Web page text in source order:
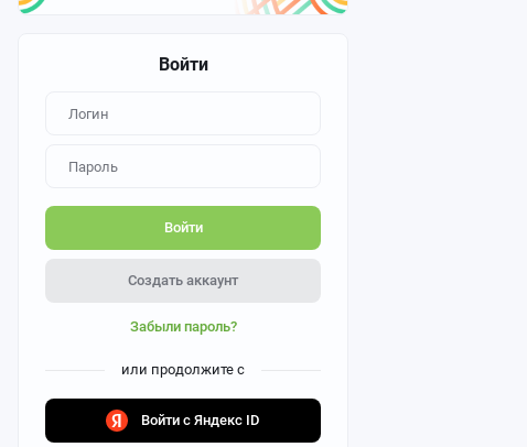
Войти
Войти
Создать аккаунт
Забыли пароль?
или продолжите с
Войти с Яндекс ID